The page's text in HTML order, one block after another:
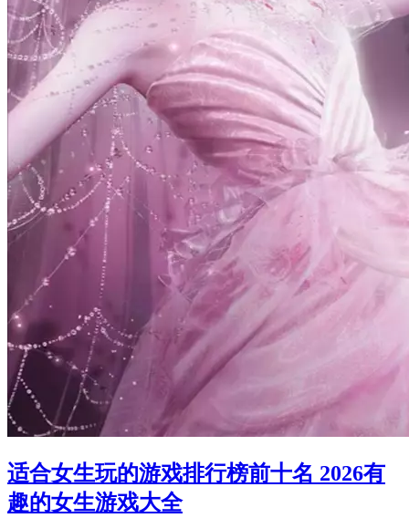
适合女生玩的游戏排行榜前十名 2026有
趣的女生游戏大全